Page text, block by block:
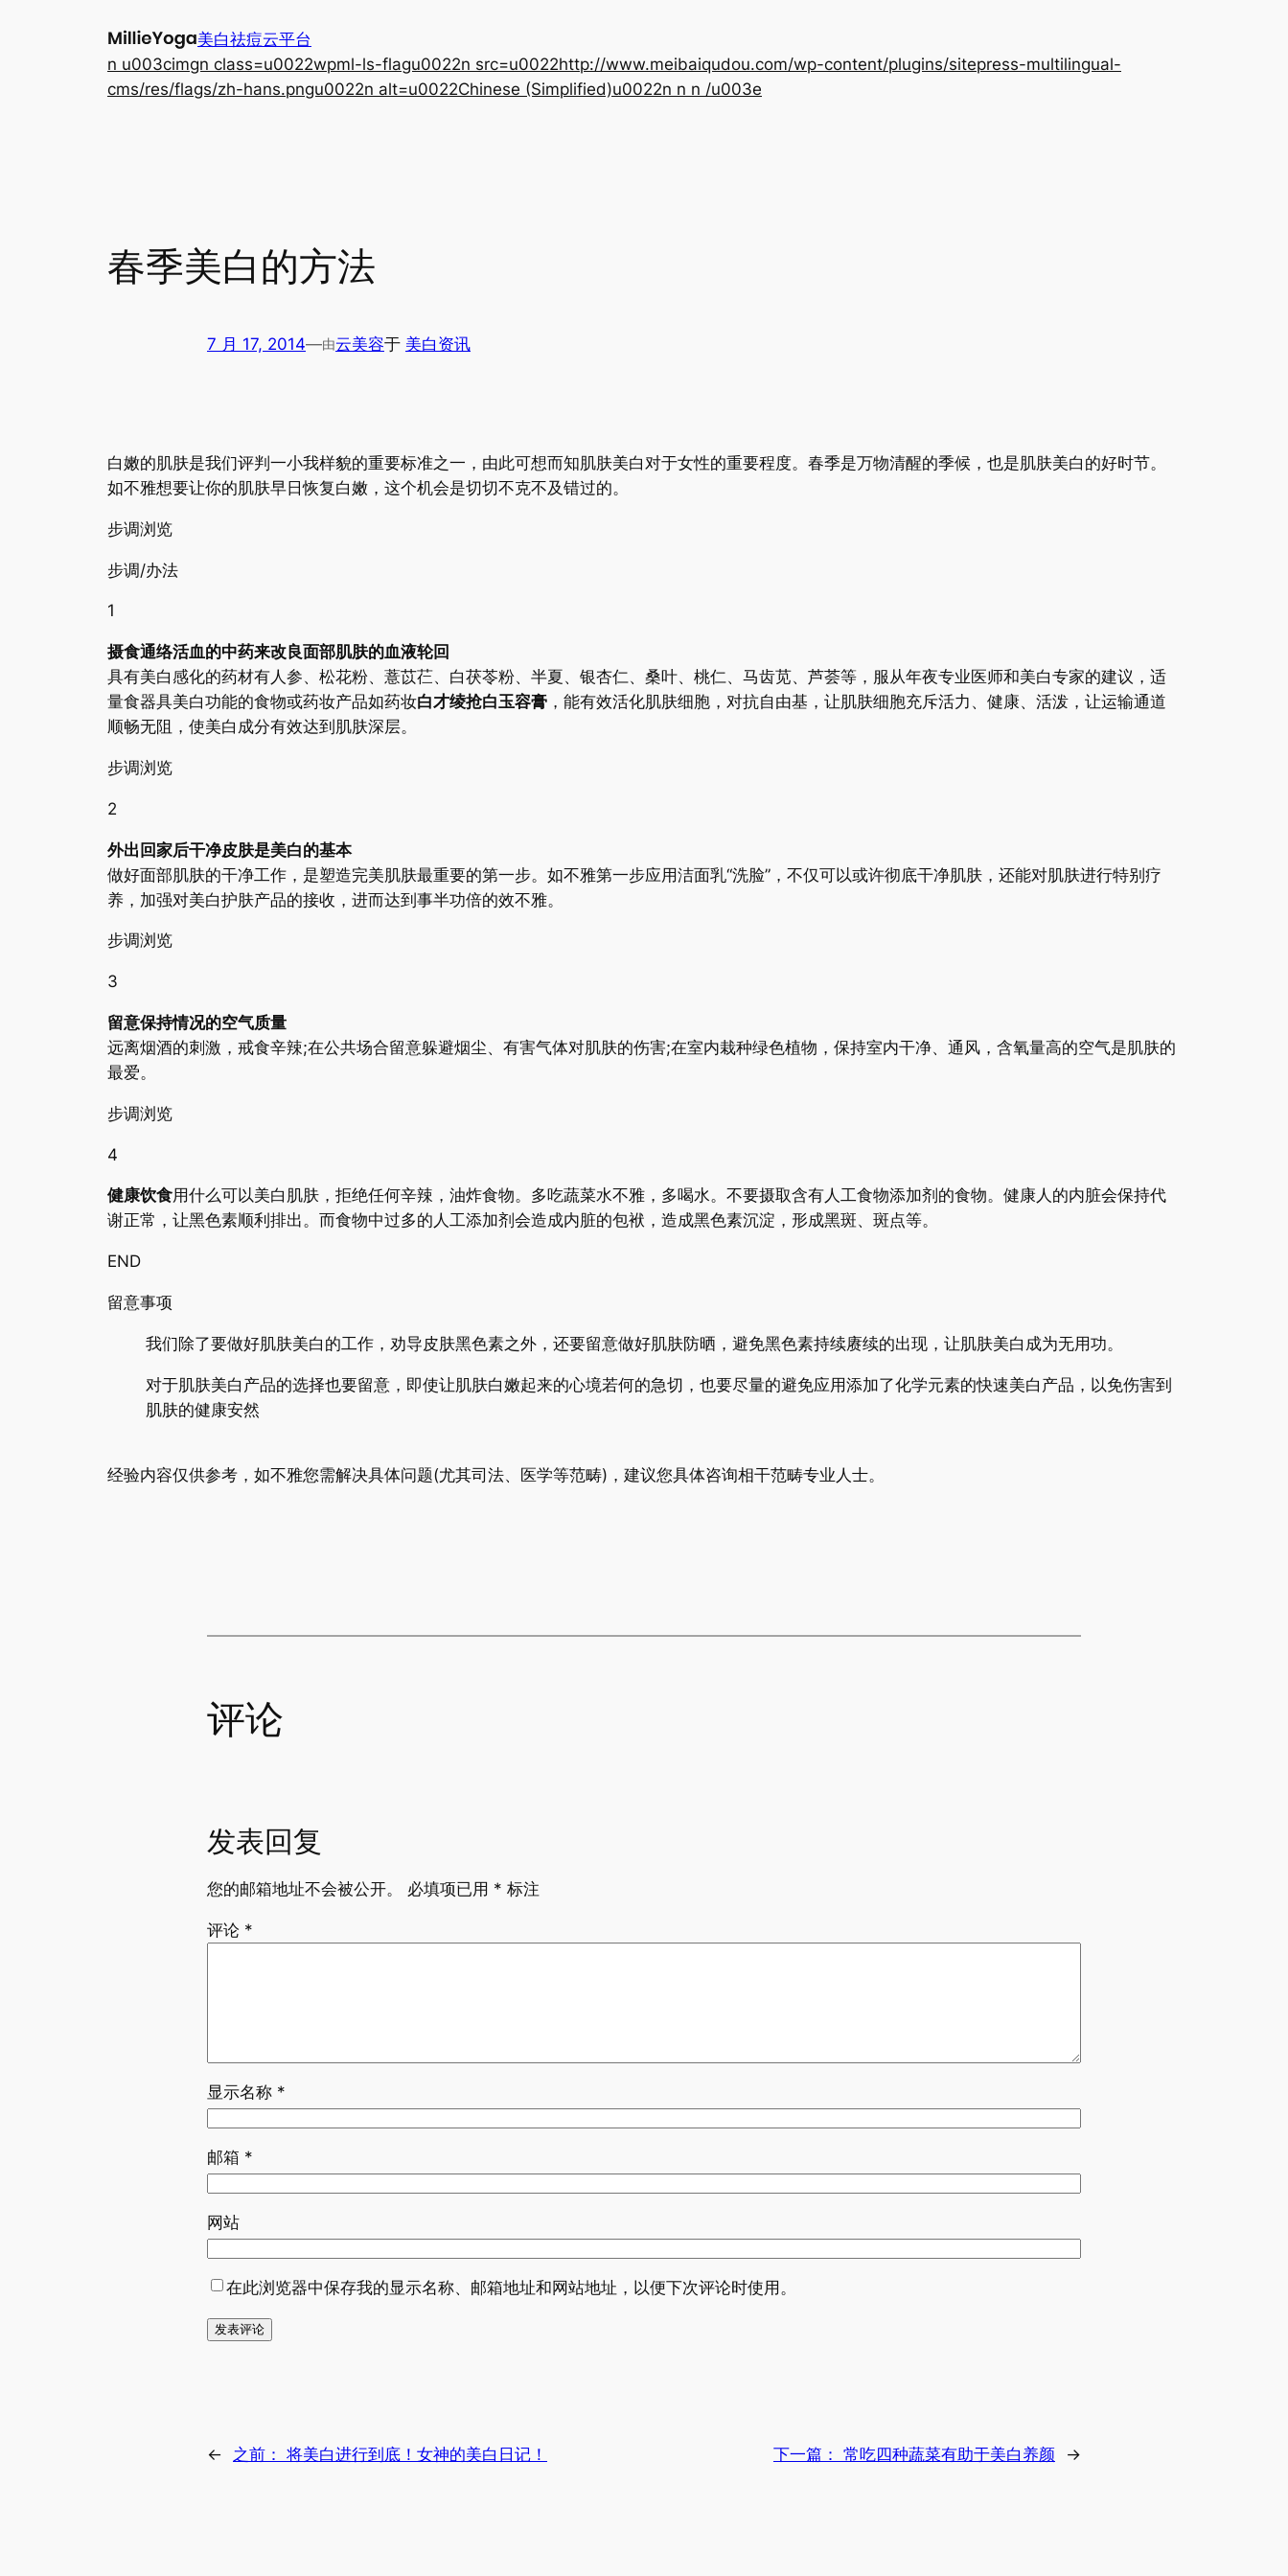
美白祛痘云平台
n u003cimgn class=u0022wpml-ls-flagu0022n src=u0022http://www.meibaiqudou.com/wp-content/plugins/sitepress-multilingual-
cms/res/flags/zh-hans.pngu0022n alt=u0022Chinese (Simplified)u0022n n n /u003e
春季美白的方法
7 月 17, 2014—由云美容于 美白资讯
白嫩的肌肤是我们评判一小我样貌的重要标准之一，由此可想而知肌肤美白对于女性的重要程度。春季是万物清醒的季候，也是肌肤美白的好时节。
如不雅想要让你的肌肤早日恢复白嫩，这个机会是切切不克不及错过的。
步调浏览
步调/办法
1
摄食通络活血的中药来改良面部肌肤的血液轮回
具有美白感化的药材有人参、松花粉、薏苡芢、白茯苓粉、半夏、银杏仁、桑叶、桃仁、马齿苋、芦荟等，服从年夜专业医师和美白专家的建议，适
量食器具美白功能的食物或药妆产品如药妆白才绫抢白玉容膏 ，能有效活化肌肤细胞，对抗自由基，让肌肤细胞充斥活力、健康、活泼，让运输通道
顺畅无阻，使美白成分有效达到肌肤深层。
步调浏览
2
外出回家后干净皮肤是美白的基本
做好面部肌肤的干净工作，是塑造完美肌肤最重要的第一步。如不雅第一步应用洁面乳“洗脸”，不仅可以或许彻底干净肌肤，还能对肌肤进行特别疗
养，加强对美白护肤产品的接收，进而达到事半功倍的效不雅。
步调浏览
3
留意保持情况的空气质量
远离烟酒的刺激，戒食辛辣;在公共场合留意躲避烟尘、有害气体对肌肤的伤害;在室内栽种绿色植物，保持室内干净、通风，含氧量高的空气是肌肤的
最爱。
步调浏览
4
健康饮食用什么可以美白肌肤，拒绝任何辛辣，油炸食物。多吃蔬菜水不雅，多喝水。不要摄取含有人工食物添加剂的食物。健康人的内脏会保持代
谢正常，让黑色素顺利排出。而食物中过多的人工添加剂会造成内脏的包袱，造成黑色素沉淀，形成黑斑、斑点等。
END
留意事项
我们除了要做好肌肤美白的工作，劝导皮肤黑色素之外，还要留意做好肌肤防晒，避免黑色素持续赓续的出现，让肌肤美白成为无用功。
对于肌肤美白产品的选择也要留意，即使让肌肤白嫩起来的心境若何的急切，也要尽量的避免应用添加了化学元素的快速美白产品，以免伤害到
肌肤的健康安然
经验内容仅供参考，如不雅您需解决具体问题(尤其司法、医学等范畴)，建议您具体咨询相干范畴专业人士。
评论
发表回复
您的邮箱地址不会被公开。 必填项已用 * 标注
评论 *
显示名称 *
邮箱 *
网站
在此浏览器中保存我的显示名称、邮箱地址和网站地址，以便下次评论时使用。
← 之前： 将美白进行到底！女神的美白日记！ 下一篇： 常吃四种蔬菜有助于美白养颜 →